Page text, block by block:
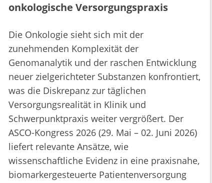
onkologische Versorgungspraxis
Die Onkologie sieht sich mit der
zunehmenden Komplexität der
Genomanalytik und der raschen Entwicklung
neuer zielgerichteter Substanzen konfrontiert,
was die Diskrepanz zur täglichen
Versorgungsrealität in Klinik und
Schwerpunktpraxis weiter vergrößert. Der
ASCO-Kongress 2026 (29. Mai – 02. Juni 2026)
liefert relevante Ansätze, wie
wissenschaftliche Evidenz in eine praxisnahe,
biomarkergesteuerte Patientenversorgung